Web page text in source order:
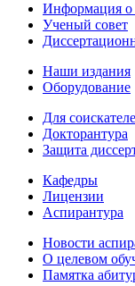
Информация
Ученый совет
Наши издания
Оборудование
Для
Докторантура
Защита
Кафедры
Лицензии
Аспирантура
Новости
О целевом
Памятка